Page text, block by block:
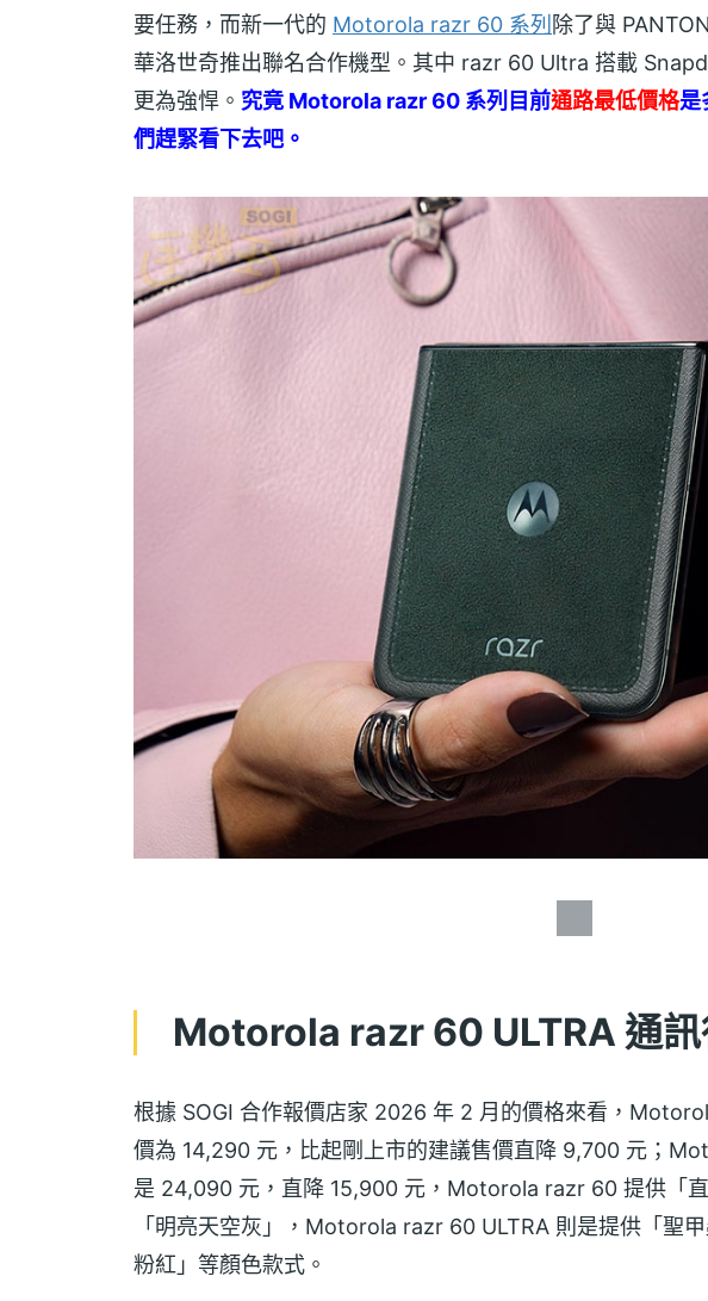
要任務，而新一代的 Motorola razr 60 系列 除了與
華洛世奇推出聯名合作機型。其中 razr 60 Ultra 搭載
更為強悍。 究竟 Motorola razr 60 系列目前通路最低價格是
們趕緊看下去吧。
Motorola razr 60 ULTRA 通訊
根據 SOGI 合作報價店家 2026 年 2 月的價格來看，
價為 14,290 元，比起剛上市的建議售價直降 9,700 元；
是 24,090 元，直降 15,900 元，Motorola razr 60 提供「
「明亮天空灰」，Motorola razr 60 ULTRA 則是提供「聖
粉紅」等顏色款式。